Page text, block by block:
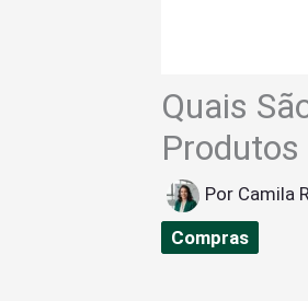
Quais
Por Camila
Compras